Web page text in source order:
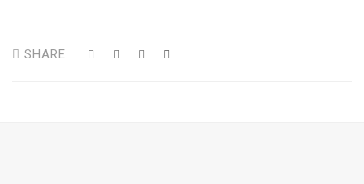
SHARE